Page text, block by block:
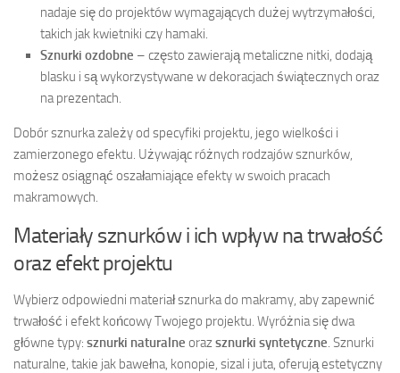
nadaje się do projektów wymagających dużej wytrzymałości,
takich jak kwietniki czy hamaki.
Sznurki ozdobne – często zawierają metaliczne nitki, dodają
blasku i są wykorzystywane w dekoracjach świątecznych oraz
na prezentach.
Dobór sznurka zależy od specyfiki projektu, jego wielkości i
zamierzonego efektu. Używając różnych rodzajów sznurków,
możesz osiągnąć oszałamiające efekty w swoich pracach
makramowych.
Materiały sznurków i ich wpływ na trwałość
oraz efekt projektu
Wybierz odpowiedni materiał sznurka do makramy, aby zapewnić
trwałość i efekt końcowy Twojego projektu. Wyróżnia się dwa
główne typy: sznurki naturalne orazsznurki syntetyczne . Sznurki
naturalne, takie jak bawełna, konopie, sizal i juta, oferują estetyczny